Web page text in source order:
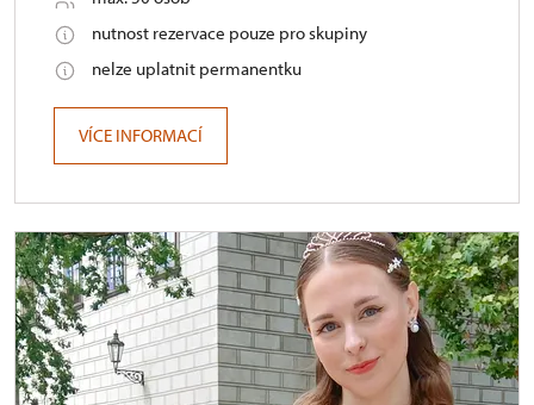
nutnost rezervace pouze pro skupiny
nelze uplatnit permanentku
VÍCE INFORMACÍ